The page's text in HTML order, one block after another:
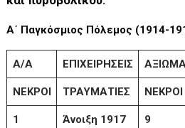
Α΄ Παγκόσμιος Πόλεμος (1914-
Α/Α ΕΠΙΧΕΙΡΗΣΕΙΣ
ΝΕΚΡΟΙ ΤΡΑΥΜΑΤΙΕΣ ΝΕΚΡΟΙ
1 Άνοιξη 1917 9